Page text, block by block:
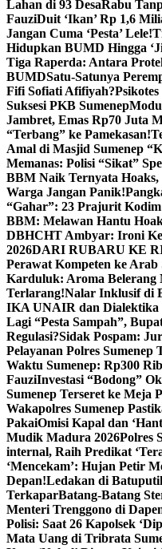
Lahan di 93 DesaRabu
FauziDuit ‘Ikan’ Rp 1,6
Jangan Cuma ‘Pesta’ Lele!
Hidupkan BUMD Hingga
Tiga Raperda: Antara
BUMDSatu-Satunya
Fifi Sofiati Afifiyah?
Suksesi PKB Sumenep
Jambret, Emas Rp70 Juta
“Terbang” ke Pamekasan!
Amal di Masjid Sumenep
Memanas: Polisi “Sikat”
BBM Naik Ternyata Hoaks,
Warga Jangan Panik!
“Gahar”: 23 Prajurit Kodim
BBM: Melawan Hantu
DBHCHT Ambyar: Ironi
2026DARI RUBARU KE
Perawat Kompeten ke Arab
Karduluk: Aroma Belerang
Terlarang!Nalar Inklusif di
IKA UNAIR dan Dialektika
Lagi “Pesta Sampah”,
Regulasi?Sidak Pospam:
Pelayanan Polres Sumenep
Waktu Sumenep: Rp300
FauziInvestasi “Bodong”
Sumenep Terseret ke Meja
Wakapolres Sumenep
PakaiOmisi Kapal dan
Mudik Madura 2026Polres
internal, Raih Predikat
‘Mencekam’: Hujan Petir
Depan!Ledakan di
TerkaparBatang-Batang
Menteri Trenggono di
Polisi: Saat 26 Kapolsek
Mata Uang di Tribrata